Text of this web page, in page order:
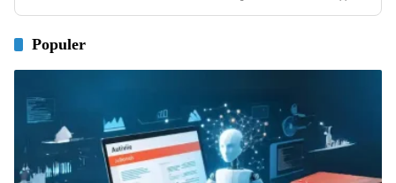
Populer